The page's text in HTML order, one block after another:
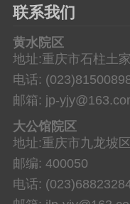
联系我们
黄水院区
地址:重庆市石柱土
电话:
邮箱: jp-
大公馆院区
地址:重庆市九龙坡
邮编: 400050
电话: